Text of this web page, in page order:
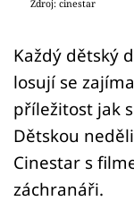
Sledujte nás
Zdroj: cinestar
Každý dětský
losují se
příležitost jak
Dětskou
Cinestar s
záchranáři.